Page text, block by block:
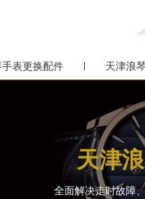
手表更换配件 天津浪
天津
全面解决走时故障